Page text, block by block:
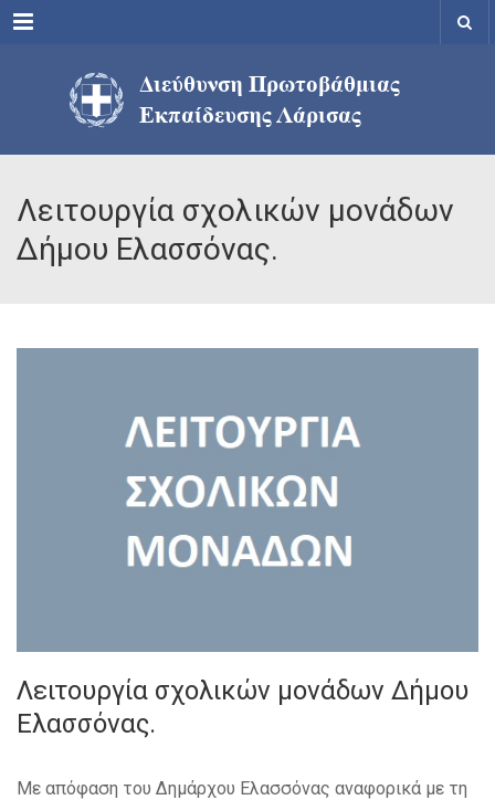
Menu
Λειτουργία σχολικών μονάδων
Δήμου Ελασσόνας.
Λειτουργία σχολικών μονάδων Δήμου
Ελασσόνας.
Με απόφαση του Δημάρχου Ελασσόνας αναφορικά με τη